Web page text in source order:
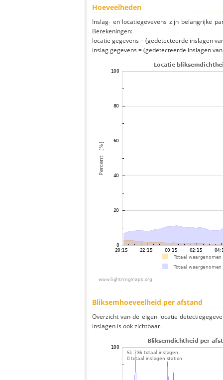
Hoeveelheden
Inslag- en locatiegevevens zijn belangrijke
Berekeningen:
locatie gegevens = (gedetecteerde inslagen
inslag gegevens = (gedetecteerde inslagen
Bliksemhoeveelheid per afstand
Overzicht van de eigen locatie
inslagen is ook zichtbaar.